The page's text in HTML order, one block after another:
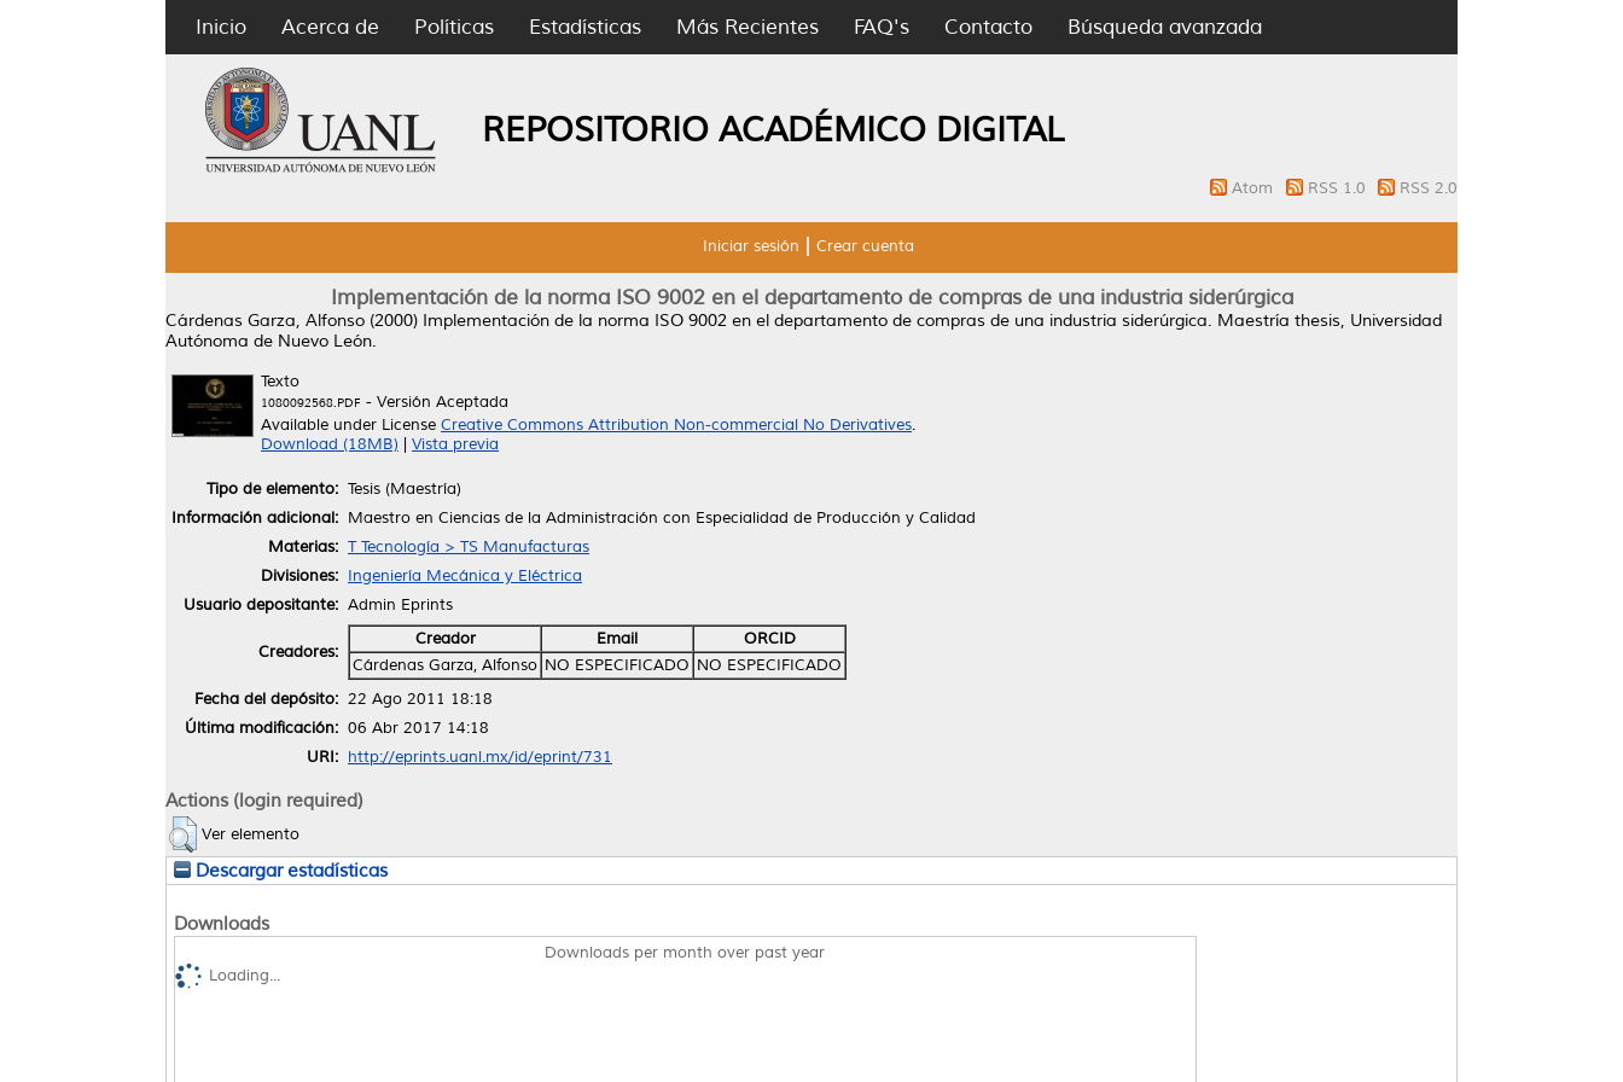
Inicio Acerca de Políticas Estadísticas Más Recientes FAQ's Contacto Búsqueda avanzada
REPOSITORIO ACADÉMICO DIGITAL
Atom RSS 1.0 RSS 2.0
Iniciar sesión Crear cuenta
Implementación de la norma ISO 9002 en el departamento de compras de una industria siderúrgica
Cárdenas Garza, Alfonso (2000) Implementación de la norma ISO 9002 en el departamento de compras de una industria siderúrgica. Maestría thesis, Universidad
Autónoma de Nuevo León.
Texto
1080092568.PDF - Versión Aceptada
Available under License Creative Commons Attribution Non-commercial No Derivatives.
Download (18MB)
Vista previa
Tipo de elemento: Tesis (Maestría)
Información adicional: Maestro en Ciencias de la Administración con Especialidad de Producción y Calidad
Materias: T Tecnología > TS Manufacturas
Divisiones: Ingeniería Mecánica y Eléctrica
Usuario depositante: Admin Eprints
Creadores:
Creador Email
ORCID
Cárdenas Garza, Alfonso NO ESPECIFICADO NO ESPECIFICADO
Fecha del depósito: 22 Ago 2011 18:18
Última modificación: 06 Abr 2017 14:18
URI: http://eprints.uanl.mx/id/eprint/731
Actions (login required)
Ver elemento
Descargar estadísticas
Downloads
Downloads per month over past year
Loading...